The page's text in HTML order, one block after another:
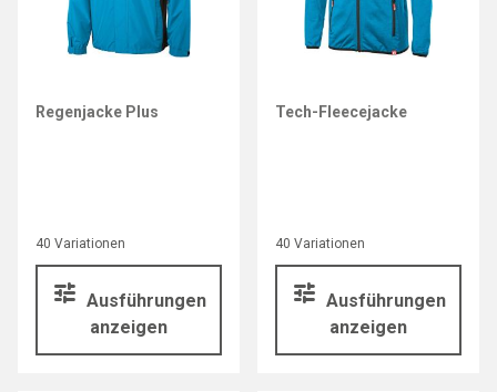
40 Variationen
Ausführungen
anzeigen
Regenjacke Plus
40 Variationen
Ausführungen
anzeigen
Tech-Fleecejacke